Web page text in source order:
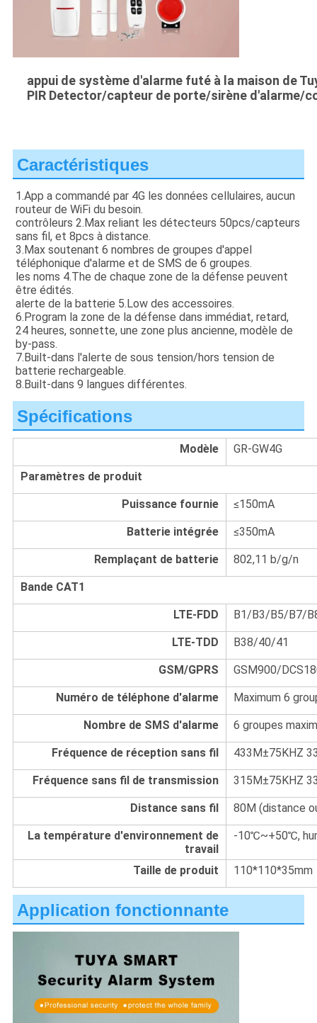
appuide système d'alarme futé à la maison de
PIR Detector/capteur de porte/sirène d'alarme/
Caractéristiques
1.App a commandé par 4G les données cellulaires, aucun
routeur de WiFi du besoin.
contrôleurs 2.Max reliant les détecteurs 50pcs/capteurs
sans fil, et 8pcs à distance.
3.Max soutenant 6 nombres de groupes d'appel
téléphonique d'alarme et de SMS de 6 groupes.
les noms 4.The de chaque zone de la défense peuvent
être édités.
alerte de la batterie 5.Low des accessoires.
6.Program la zone de la défense dans immédiat, retard,
24 heures, sonnette, une zone plus ancienne, modèle de
by-pass.
7.Built-dans l'alerte de sous tension/hors tension de
batterie rechargeable.
8.Built-dans 9 langues différentes.
Spécifications
Modèle GR-GW4G
Paramètres de produit
Puissance fournie ≤150mA
Batterie intégrée ≤350mA
Remplaçant de batterie 802,11 b/g/n
Bande CAT1
LTE-FDD B1/B3/B5/B7/
LTE-TDD B38/40/41
GSM/GPRS GSM900/
Numéro de téléphone d'alarme Maximum 6
Nombre de SMS d'alarme 6 groupes
Fréquence de réception sans fil 433M±75KHZ
Fréquence sans fil de transmission 315M±75KHZ
Distance sans fil 80M (distance
La température d'environnement de
travail
-10℃~+50℃,
Taille de produit 110*110*35mm
Application fonctionnante